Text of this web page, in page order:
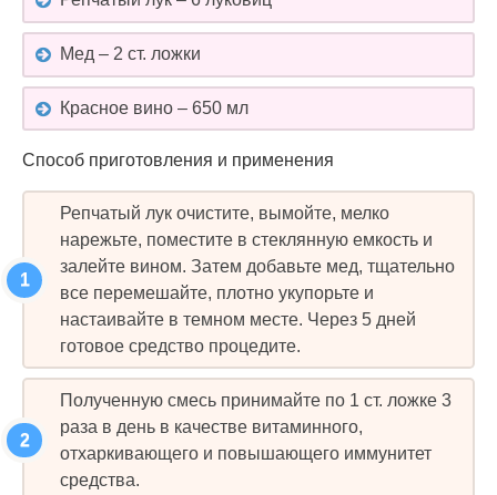
Мед – 2 ст. ложки
Красное вино – 650 мл
Способ приготовления и применения
Репчатый лук очистите, вымойте, мелко
нарежьте, поместите в стеклянную емкость и
залейте вином. Затем добавьте мед, тщательно
все перемешайте, плотно укупорьте и
настаивайте в темном месте. Через 5 дней
готовое средство процедите.
Полученную смесь принимайте по 1 ст. ложке 3
раза в день в качестве витаминного,
отхаркивающего и повышающего иммунитет
средства.